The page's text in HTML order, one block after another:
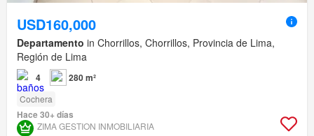
USD160,000
Departamento in Chorrillos, Chorrillos, Provincia de Lima,
Región de Lima
4 280 m²
Cochera
Hace 30+ días
ZIMA GESTION INMOBILIARIA